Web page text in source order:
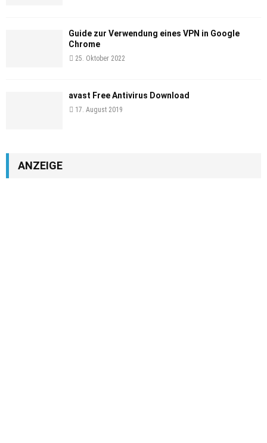
Guide zur Verwendung eines VPN in Google
Chrome
25. Oktober 2022
avast Free Antivirus Download
17. August 2019
ANZEIGE